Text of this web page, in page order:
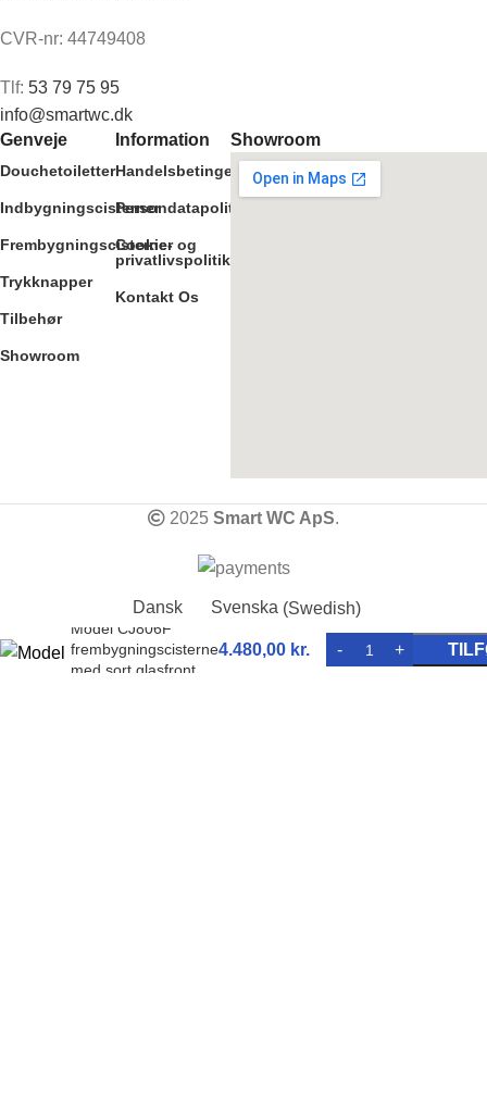
CVR-nr: 44749408
Tlf: 53 79 75 95
info@smartwc.dk
Genveje
Douchetoiletter
Indbygningscisterner
Frembygningscisterner
Trykknapper
Tilbehør
Showroom
Information
Handelsbetingelser
Persondatapolitik
Cookie- og
privatlivspolitik
Kontakt Os
Showroom
2025 Smart WC ApS.
Model CJ806F
frembygningscisterne
med sort glasfront
4.480,00 kr.
Dansk Svenska (Swedish)